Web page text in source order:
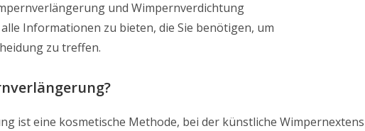
und Wimpernverdichtung
Informationen zu bieten, die Sie benötigen, um
zu treffen.
ist eine kosmetische Methode, bei der künstliche